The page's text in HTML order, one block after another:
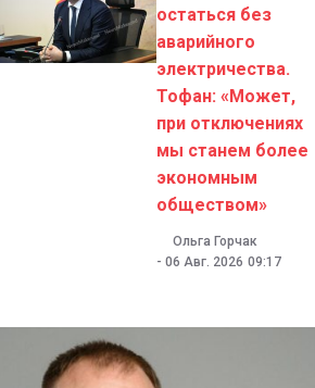
остаться без
аварийного
электричества.
Тофан: «Может,
при отключениях
мы станем более
экономным
обществом»
Ольга Горчак
- 06 Авг. 2026 09:17